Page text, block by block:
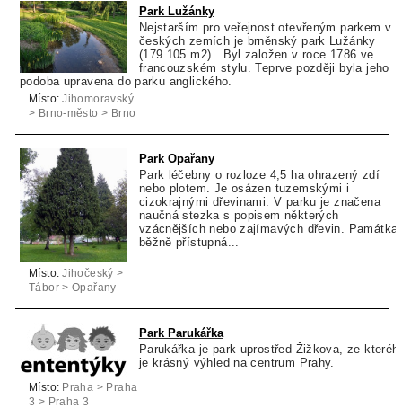
Park Lužánky
Nejstarším pro veřejnost otevřeným parkem v
českých zemích je brněnský park Lužánky
(179.105 m2) . Byl založen v roce 1786 ve
francouzském stylu. Teprve později byla jeho
podoba upravena do parku anglického.
Místo: Jihomoravský
> Brno-město > Brno
Park Opařany
Park léčebny o rozloze 4,5 ha ohrazený zdí
nebo plotem. Je osázen tuzemskými i
cizokrajnými dřevinami. V parku je značena
naučná stezka s popisem některých
vzácnějších nebo zajímavých dřevin. Památka
běžně přístupná...
Místo: Jihočeský >
Tábor > Opařany
Park Parukářka
Parukářka je park uprostřed Žižkova, ze
je krásný výhled na centrum Prahy.
Místo: Praha > Praha
3 > Praha 3